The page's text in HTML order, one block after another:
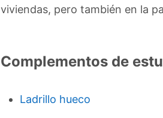
viviendas, pero también en la
Complementos de
Ladrillo hueco